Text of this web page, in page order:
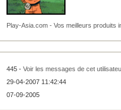
Play-Asia.com - Vos meilleurs produits
445 - Voir les messages de cet
29-04-2007 11:42:44
07-09-2005